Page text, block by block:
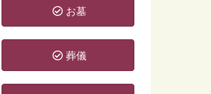
お墓
葬儀